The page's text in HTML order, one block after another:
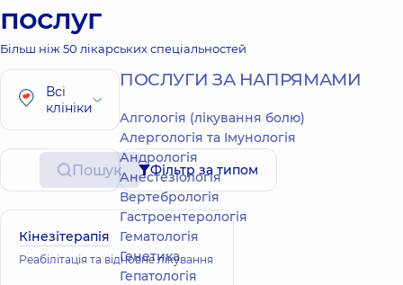
послуг
Більш ніж 50 лікарських спеціальностей
Всі
клініки
Пошук Фільтр за типом
Кінезітерапія
Реабілітація та відновне лікування
ПОСЛУГИ ЗА НАПРЯМАМИ
Алгологія (лікування болю)
Алергологія та Імунологія
Андрологія
Анестезіологія
Вертебрологія
Гастроентерологія
Гематологія
Генетика
Гепатологія